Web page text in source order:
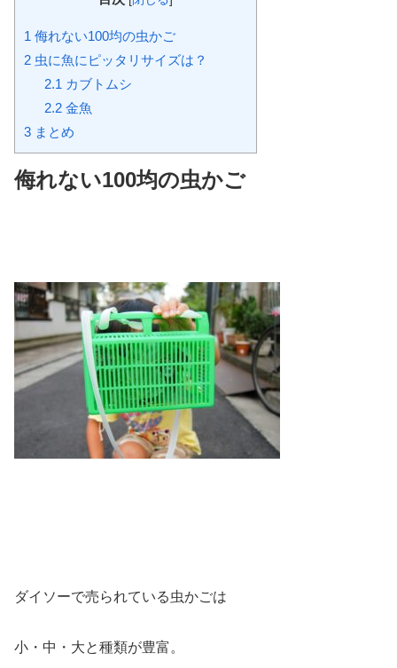
1 侮れない100均の虫かご
2 虫に魚にピッタリサイズは？
2.1 カブトムシ
2.2金魚
3 まとめ
侮れない100均の虫かご
ダイソーで売られている虫かごは
小・中・大と種類が豊富。